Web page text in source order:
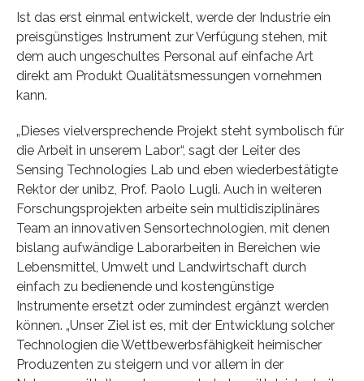
Ist das erst einmal entwickelt, werde der Industrie ein
preisgünstiges Instrument zur Verfügung stehen, mit
dem auch ungeschultes Personal auf einfache Art
direkt am Produkt Qualitätsmessungen vornehmen
kann.
„Dieses vielversprechende Projekt steht symbolisch für
die Arbeit in unserem Labor“, sagt der Leiter des
Sensing Technologies Lab und eben wiederbestätigte
Rektor der unibz, Prof. Paolo Lugli. Auch in weiteren
Forschungsprojekten arbeite sein multidisziplinäres
Team an innovativen Sensortechnologien, mit denen
bislang aufwändige Laborarbeiten in Bereichen wie
Lebensmittel, Umwelt und Landwirtschaft durch
einfach zu bedienende und kostengünstige
Instrumente ersetzt oder zumindest ergänzt werden
können. „Unser Ziel ist es, mit der Entwicklung solcher
Technologien die Wettbewerbsfähigkeit heimischer
Produzenten zu steigern und vor allem in der